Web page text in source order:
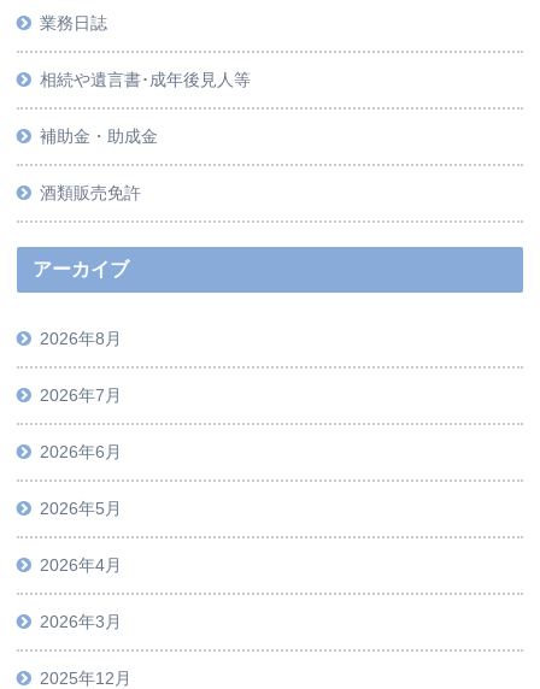
業務日誌
相続や遺言書･成年後見人等
補助金・助成金
酒類販売免許
アーカイブ
2026年8月
2026年7月
2026年6月
2026年5月
2026年4月
2026年3月
2025年12月